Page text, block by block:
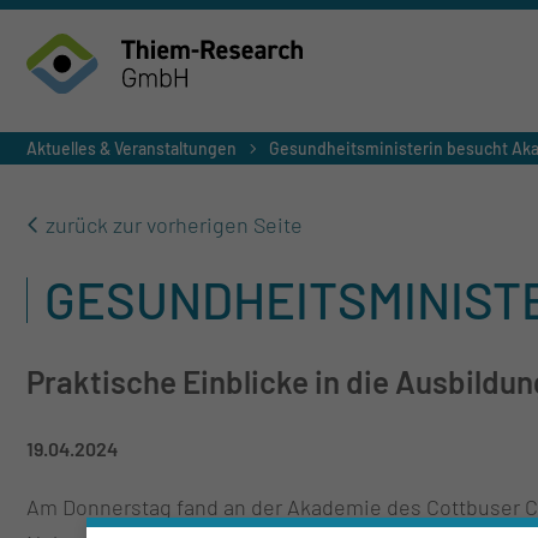
Aktuelles & Veranstaltungen Gesundheitsministerin besucht
zurück zur vorherigen Seite
Praktische Einblicke in die
19.04.2024
Am Donnerstag fand an der Akademie des Cottbuser